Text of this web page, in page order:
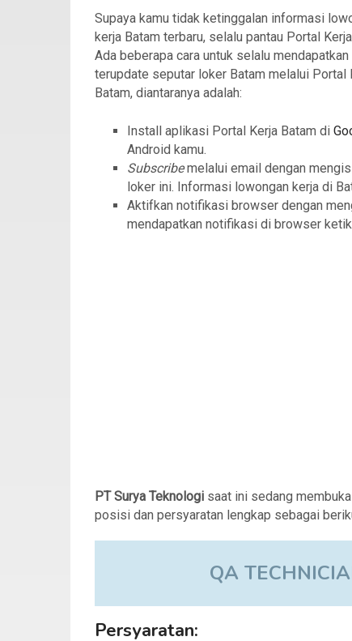
Supaya kamu tidak ketinggalan informasi
kerja Batam terbaru, selalu pantau Portal
Ada beberapa cara untuk selalu
terupdate seputar loker Batam melalui Portal
Batam, diantaranya adalah:
Install aplikasi Portal Kerja Batam di
Android kamu.
Subscribemelalui email dengan
loker ini. Informasi lowongan kerja di
Aktifkan notifikasi browser dengan
mendapatkan notifikasi di browser
PT Surya Teknologi saat ini sedang
posisi dan persyaratan lengkap sebagai
QA
Persyaratan: